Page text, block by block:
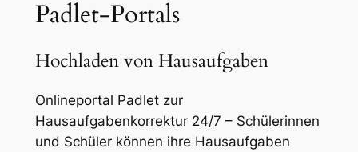
Padlet-Portals
Hochladen von Hausaufgaben
Onlineportal Padlet zur
Hausaufgabenkorrektur 24/7 – Schülerinnen
und Schüler können ihre Hausaufgaben